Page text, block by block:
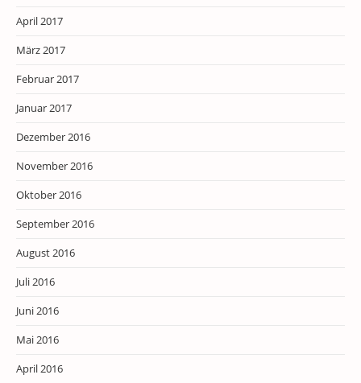
April 2017
März 2017
Februar 2017
Januar 2017
Dezember 2016
November 2016
Oktober 2016
September 2016
August 2016
Juli 2016
Juni 2016
Mai 2016
April 2016